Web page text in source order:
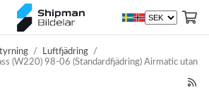
/ Luftfjädring /
(W220) 98-06 (Standardfjädring) Airmatic utan